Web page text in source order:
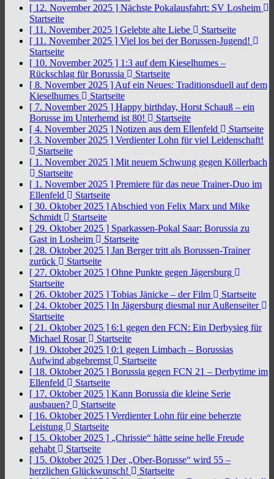
[ 12. November 2025 ] Nächste Pokalausfahrt: SV Losheim
Startseite
[ 11. November 2025 ] Gelebte alte Liebe
Startseite
[ 11. November 2025 ] Viel los bei der Borussen-Jugend!
Startseite
[ 10. November 2025 ] 1:3 auf dem Kieselhumes –
Rückschlag für Borussia
Startseite
[ 8. November 2025 ] Auf ein Neues: Traditionsduell auf dem
Kieselhumes
Startseite
[ 7. November 2025 ] Happy birthday, Horst Schauß – ein
Borusse im Unterhemd ist 80!
Startseite
[ 4. November 2025 ] Notizen aus dem Ellenfeld
Startseite
[ 3. November 2025 ] Verdienter Lohn für viel Leidenschaft!
Startseite
[ 1. November 2025 ] Mit neuem Schwung gegen Köllerbach
Startseite
[ 1. November 2025 ] Premiere für das neue Trainer-Duo im
Ellenfeld
Startseite
[ 30. Oktober 2025 ] Abschied von Felix Marx und Mike
Schmidt
Startseite
[ 29. Oktober 2025 ] Sparkassen-Pokal Saar: Borussia zu
Gast in Losheim
Startseite
[ 28. Oktober 2025 ] Jan Berger tritt als Borussen-Trainer
zurück
Startseite
[ 27. Oktober 2025 ] Ohne Punkte gegen Jägersburg
Startseite
[ 26. Oktober 2025 ] Tobias Jänicke – der Film
Startseite
[ 24. Oktober 2025 ] In Jägersburg diesmal nur Außenseiter
Startseite
[ 21. Oktober 2025 ] 6:1 gegen den FCN: Ein Derbysieg für
Michael Rosar
Startseite
[ 19. Oktober 2025 ] 0:1 gegen Limbach – Borussias
Aufwind abgebremst
Startseite
[ 18. Oktober 2025 ] Borussia gegen FCN 21 – Derbytime im
Ellenfeld
Startseite
[ 17. Oktober 2025 ] Kann Borussia die kleine Serie
ausbauen?
Startseite
[ 16. Oktober 2025 ] Verdienter Lohn für eine beherzte
Leistung
Startseite
[ 15. Oktober 2025 ] „Chrissie“ hätte seine helle Freude
gehabt
Startseite
[ 15. Oktober 2025 ] Der „Ober-Borusse“ wird 55 –
herzlichen Glückwunsch!
Startseite